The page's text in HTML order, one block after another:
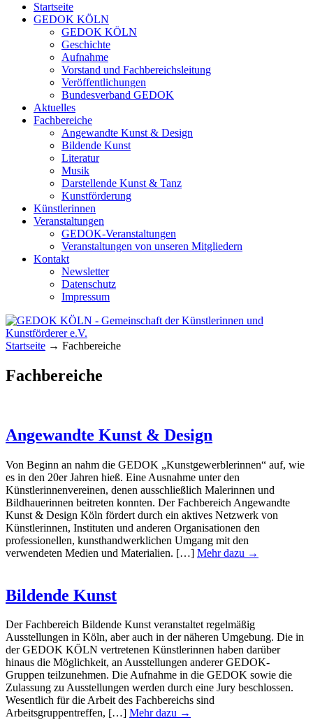
Startseite
GEDOK KÖLN
GEDOK KÖLN
Geschichte
Aufnahme
Vorstand und Fachbereichsleitung
Veröffentlichungen
Bundesverband GEDOK
Aktuelles
Fachbereiche
Angewandte Kunst & Design
Bildende Kunst
Literatur
Musik
Darstellende Kunst & Tanz
Kunstförderung
Künstlerinnen
Veranstaltungen
GEDOK-Veranstaltungen
Veranstaltungen von unseren Mitgliedern
Kontakt
Newsletter
Datenschutz
Impressum
GEDOK KÖLN
Gemeinschaft der Künstlerinnen und
Kunstförderer e.V.
Startseite → Fachbereiche
Fachbereiche
Angewandte Kunst & Design
Von Beginn an nahm die GEDOK „Kunstgewerblerinnen“ auf, wie
es in den 20er Jahren hieß. Eine Ausnahme unter den
Künstlerinnenvereinen, denen ausschließlich Malerinnen und
Bildhauerinnen beitreten konnten. Der Fachbereich Angewandte
Kunst & Design Köln fördert durch ein aktives Netzwerk von
Künstlerinnen, Instituten und anderen Organisationen den
professionellen, kunsthandwerklichen Umgang mit den
verwendeten Medien und Materialien. […] Mehr dazu →
Bildende Kunst
Der Fachbereich Bildende Kunst veranstaltet regelmäßig
Ausstellungen in Köln, aber auch in der näheren Umgebung. Die in
der GEDOK KÖLN vertretenen Künstlerinnen haben darüber
hinaus die Möglichkeit, an Ausstellungen anderer GEDOK-
Gruppen teilzunehmen. Die Aufnahme in die GEDOK sowie die
Zulassung zu Ausstellungen werden durch eine Jury beschlossen.
Wesentlich für die Arbeit des Fachbereichs sind
Arbeitsgruppentreffen, […] Mehr dazu →